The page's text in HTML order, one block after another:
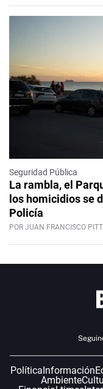
Seguridad Pública
La rambla, el
los homicidios se
Policía
POR JUAN FRANCISCO
Política Información
Ambiente